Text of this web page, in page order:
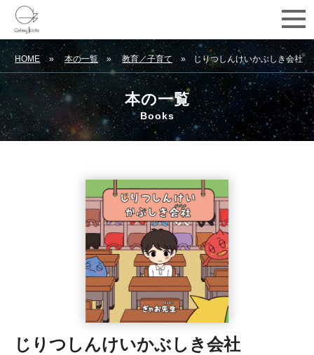
HOME 本の一覧 教育／子育て じりつしんけいかぶしき会社
本の一覧
Books
じりつしんけいかぶしき会社